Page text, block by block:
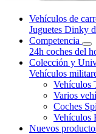
Vehículos de
Juguetes Dinky
Competencia
24h coches del
Colección y
Vehículos
Vehículos
Varios
Coches
Vehículos
Nuevos